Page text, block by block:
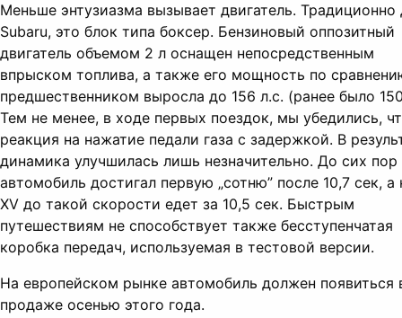
Меньше энтузиазма вызывает двигатель. Традиционно
Subaru, это блок типа боксер. Бензиновый оппозитный
двигатель объемом 2 л оснащен непосредственным
впрыском топлива, а также его мощность по
предшественником выросла до 156 л.с. (ранее было
Тем не менее, в ходе первых поездок, мы убедились,
реакция на нажатие педали газа с задержкой. В
динамика улучшилась лишь незначительно. До сих пор
автомобиль достигал первую „сотню” после 10,7 сек, а
XV до такой скорости едет за 10,5 сек. Быстрым
путешествиям не способствует также бесступенчатая
коробка передач, используемая в тестовой версии.
На европейском рынке автомобиль должен появиться
продаже осенью этого года.